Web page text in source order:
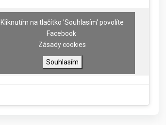
Kliknutím na tlačítko 'Souhlasím' povolíte
Facebook
Zásady cookies
Souhlasím